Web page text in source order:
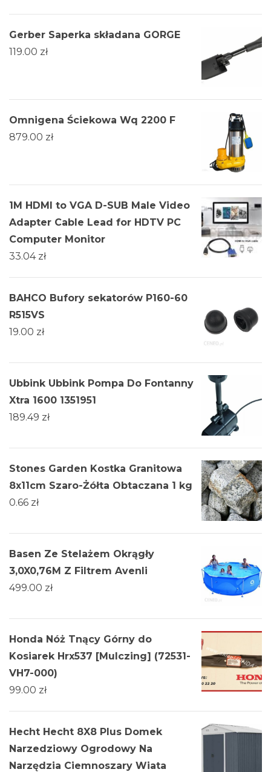
Gerber Saperka składana GORGE
119.00 zł
Omnigena Ściekowa Wq 2200 F
879.00 zł
1M HDMI to VGA D-SUB Male Video
Adapter Cable Lead for HDTV PC
Computer Monitor
33.04 zł
BAHCO Bufory sekatorów P160-60
R515VS
19.00 zł
Ubbink Ubbink Pompa Do Fontanny
Xtra 1600 1351951
189.49 zł
Stones Garden Kostka Granitowa
8x11cm Szaro-Żółta Obtaczana 1 kg
0.66 zł
Basen Ze Stelażem Okrągły
3,0X0,76M Z Filtrem Avenli
499.00 zł
Honda Nóż Tnący Górny do
Kosiarek Hrx537 [Mulczing] (72531-
VH7-000)
99.00 zł
Hecht Hecht 8X8 Plus Domek
Narzedziowy Ogrodowy Na
Narzędzia Ciemnoszary Wiata